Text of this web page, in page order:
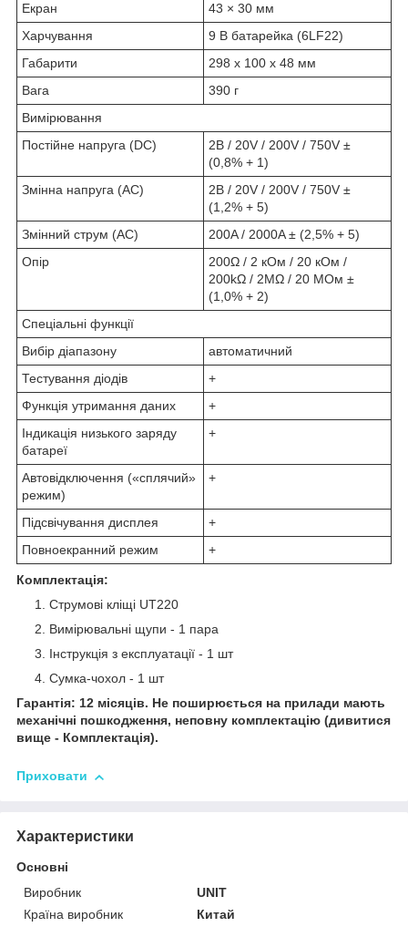
Екран
43 × 30 мм
Харчування
9 В батарейка (6LF22)
Габарити
298 х 100 х 48 мм
Вага
390 г
Вимірювання
Постійне напруга (DC)
2В / 20V / 200V / 750V ±
(0,8% + 1)
Змінна напруга (AC)
2В / 20V / 200V / 750V ±
(1,2% + 5)
Змінний струм (AC)
200A / 2000A ± (2,5% + 5)
Опір
200Ω / 2 кОм / 20 кОм /
200kΩ / 2MΩ / 20 МОм ±
(1,0% + 2)
Спеціальні функції
Вибір діапазону
автоматичний
Тестування діодів
+
Функція утримання даних
+
Індикація низького заряду
батареї
+
Автовідключення («сплячий»
режим)
+
Підсвічування дисплея
+
Повноекранний режим
+
Комплектація:
Струмові кліщі UT220
Вимірювальні щупи - 1 пара
Інструкція з експлуатації - 1 шт
Сумка-чохол - 1 шт
Гарантія: 12 місяців. Не поширюється на прилади мають
механічні пошкодження, неповну комплектацію (дивитися
вище - Комплектація).
Приховати
Характеристики
Основні
Виробник
UNIT
Країна виробник
Китай